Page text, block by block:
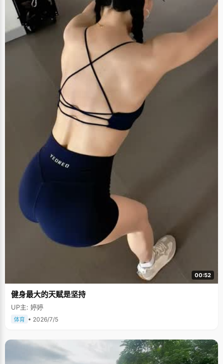
00:52
健身最大的天赋是坚持
UP主: 婷婷
体育 • 2026/7/5